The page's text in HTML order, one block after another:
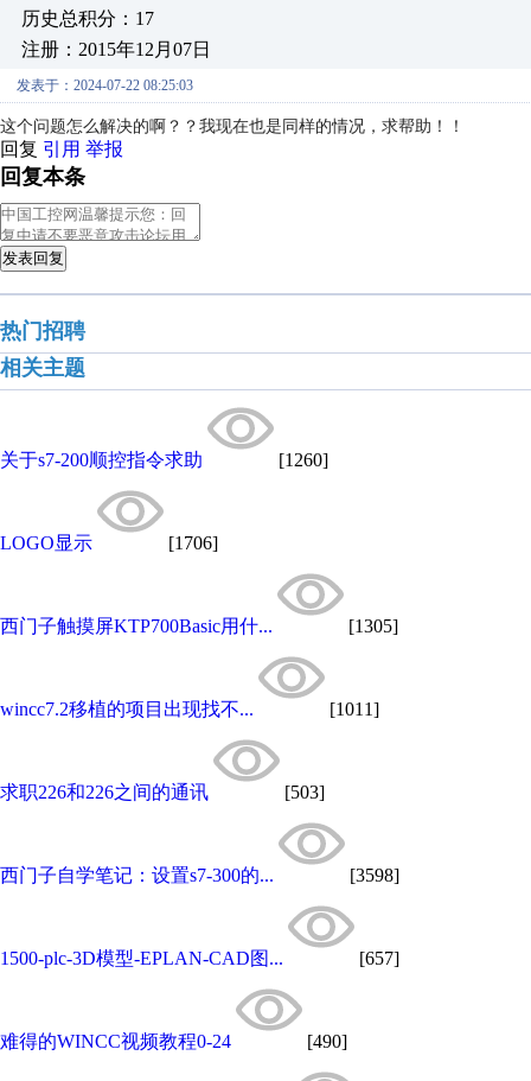
历史总积分：17
注册：2015年12月07日
发表于：2024-07-22 08:25:03
这个问题怎么解决的啊？？我现在也是同样的情况，求帮助！！
回复 引用 举报
回复本条
发表回复
热门招聘
相关主题
关于s7-200顺控指令求助 [1260]
LOGO显示 [1706]
西门子触摸屏KTP700Basic用什... [1305]
wincc7.2移植的项目出现找不... [1011]
求职226和226之间的通讯 [503]
西门子自学笔记：设置s7-300的... [3598]
1500-plc-3D模型-EPLAN-CAD图... [657]
难得的WINCC视频教程0-24 [490]